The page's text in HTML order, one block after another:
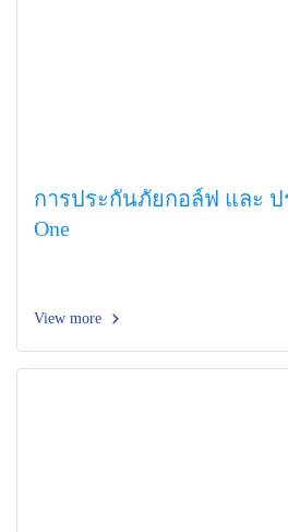
การประกันภัยกอล์ฟ และ ป
One
View more